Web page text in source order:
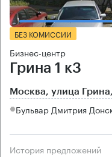
БЕЗ КОМИССИИ
Бизнес-центр
Грина 1 к3
Москва, улица
Бульвар Дмитрия
История предложений